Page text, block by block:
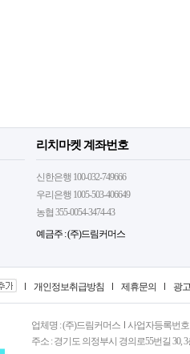
리치마켓 계좌번호
신한은행 100-032-749666
우리은행 1005-503-406649
농협 355-0054-3474-43
예금주 : (주)드림커머스
개인정보취급방침 제휴문의 광
업체명 : (주)드림커머스
사업자등록번호
주소 : 경기도 의정부시 경의로55번길 30,